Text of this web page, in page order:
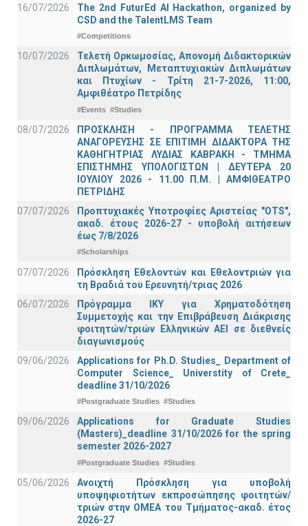
16/07/2026
The 2nd FuturEd AI Hackathon, organized by
CSD and the TalentLMS Team
#Competitions
10/07/2026
Τελετή Ορκωμοσίας, Απονομή Διδακτορικών
Διπλωμάτων, Μεταπτυχιακών Διπλωμάτων
και Πτυχίων - Τρίτη 21-7-2026, 11:00,
Αμφιθέατρο Πετρίδης
#Events #Studies
08/07/2026
ΠΡΟΣΚΛΗΣΗ - ΠΡΟΓΡΑΜΜΑ ΤΕΛΕΤΗΣ
ΑΝΑΓΟΡΕΥΣΗΣ ΣΕ ΕΠΙΤΙΜΗ ΔΙΔΑΚΤΟΡΑ ΤΗΣ
ΚΑΘΗΓΗΤΡΙΑΣ ΛΥΔΙΑΣ ΚΑΒΡΑΚΗ - ΤΜΗΜΑ
ΕΠΙΣΤΗΜΗΣ ΥΠΟΛΟΓΙΣΤΩΝ | ΔΕΥΤΕΡΑ 20
ΙΟΥΛΙΟΥ 2026 - 11.00 Π.Μ. | ΑΜΦΙΘΕΑΤΡΟ
ΠΕΤΡΙΔΗΣ
07/07/2026
Προπτυχιακές Υποτροφίες Αριστείας "OTS",
ακαδ. έτους 2026-27 - υποβολή αιτήσεων
έως 7/8/2026
#Scholarships
07/07/2026
Πρόσκληση Εθελοντών και Εθελοντριών για
τη Βραδιά του Ερευνητή/τριας 2026
06/07/2026
Πρόγραμμα ΙΚΥ για Χρηματοδότηση
Συμμετοχής και την Επιβράβευση Διάκρισης
φοιτητών/τριών Ελληνικών ΑΕΙ σε διεθνείς
διαγωνισμούς
09/06/2026
Applications for Ph.D. Studies_ Department of
Computer Science_ Universtity of Crete_
deadline 31/10/2026
#Postgraduate Studies #Studies
09/06/2026
Applications for Graduate Studies
(Masters)_deadline 31/10/2026 for the spring
semester 2026-2027
#Postgraduate Studies #Studies
05/06/2026
Ανοιχτή Πρόσκληση για υποβολή
υποψηφιοτήτων εκπροσώπησης φοιτητών/
τριών στην ΟΜΕΑ του Τμήματος-ακαδ. έτος
2026-27